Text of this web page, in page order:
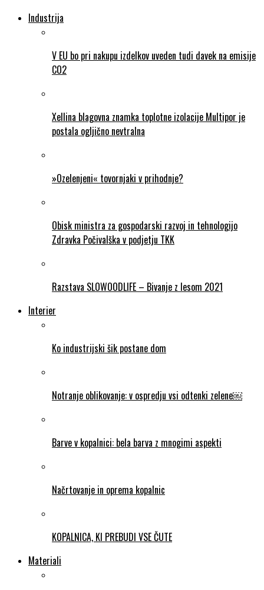
Industrija
V EU bo pri nakupu izdelkov uveden tudi davek na emisije
CO2
Xellina blagovna znamka toplotne izolacije Multipor je
postala ogljično nevtralna
»Ozelenjeni« tovornjaki v prihodnje?
Obisk ministra za gospodarski razvoj in tehnologijo
Zdravka Počivalška v podjetju TKK
Razstava SLOWOODLIFE – Bivanje z lesom 2021
Interier
Ko industrijski šik postane dom
Notranje oblikovanje: v ospredju vsi odtenki zelene￼
Barve v kopalnici: bela barva z mnogimi aspekti
Načrtovanje in oprema kopalnic
KOPALNICA, KI PREBUDI VSE ČUTE
Materiali